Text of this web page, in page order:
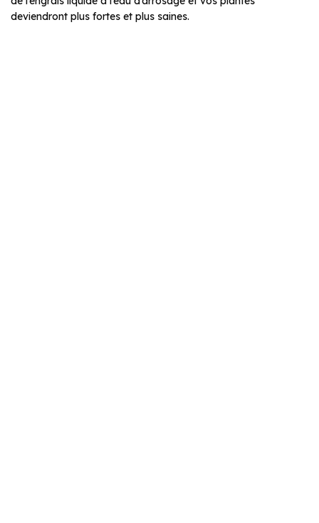
deviendront plus fortes et plus saines.